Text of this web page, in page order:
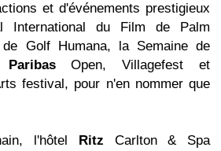
et d'événements prestigieux
International du Film de Palm
Golf Humana, la Semaine de
Open, Villagefest et
festival, pour n'en nommer que
l'hôtel Ritz Carlton & Spa